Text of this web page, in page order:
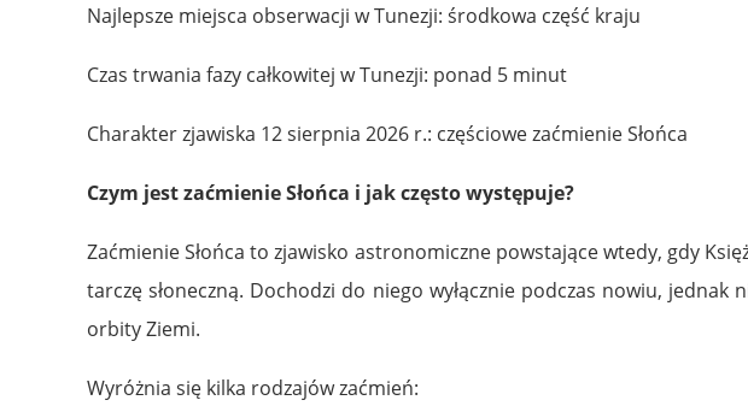
Najlepsze miejsca obserwacji w Tunezji: środkowa część kraju
Czas trwania fazy całkowitej w Tunezji: ponad 5 minut
Charakter zjawiska 12 sierpnia 2026 r.: częściowe zaćmienie Słońca
Czym jest zaćmienie Słońca i jak często występuje?
Zaćmienie Słońca to zjawisko astronomiczne powstające wtedy, gdy
tarczę słoneczną. Dochodzi do niego wyłącznie podczas nowiu,
orbity Ziemi.
Wyróżnia się kilka rodzajów zaćmień: